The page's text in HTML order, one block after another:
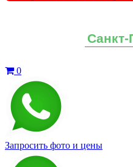
0
Запросить фото и цены